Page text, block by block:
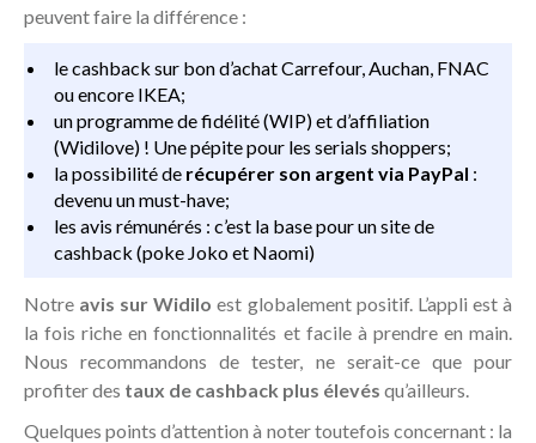
peuvent faire la différence :
le cashback sur bon d’achat Carrefour, Auchan, FNAC
ou encore IKEA;
un programme de fidélité (WIP) et d’affiliation
(Widilove) ! Une pépite pour les serials shoppers;
la possibilité de récupérer son argent via PayPal :
devenu un must-have;
les avis rémunérés : c’est la base pour un site de
cashback (poke Joko et Naomi)
Notre avis sur Widilo est globalement positif. L’appli est à
la fois riche en fonctionnalités et facile à prendre en main.
Nous recommandons de tester, ne serait-ce que pour
profiter des taux de cashback plus élevés qu’ailleurs.
Quelques points d’attention à noter toutefois concernant : la